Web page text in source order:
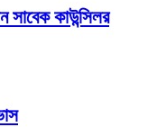
সাবেক কাউন্সিলর